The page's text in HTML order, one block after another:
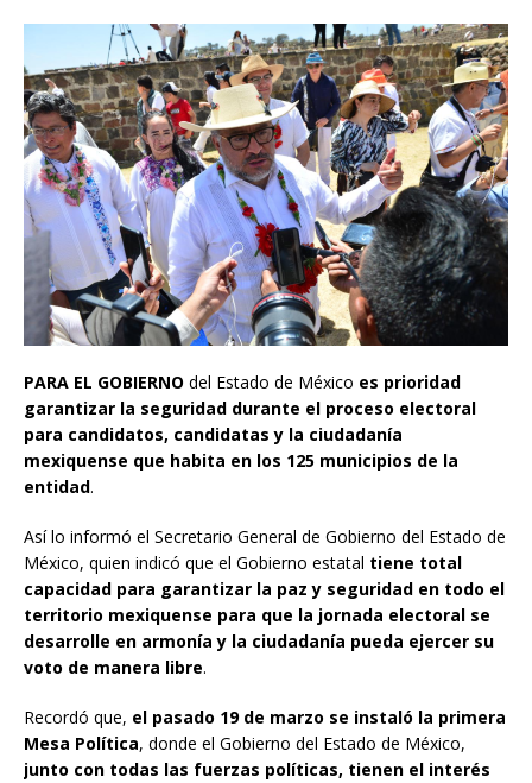
PARA EL GOBIERNO del Estado de México es prioridad
garantizar la seguridad durante el proceso electoral
para candidatos, candidatas y la ciudadanía
mexiquense que habita en los 125 municipios de la
entidad.
Así lo informó el Secretario General de Gobierno del Estado de
México, quien indicó que el Gobierno estatal tiene total
capacidad para garantizar la paz y seguridad en todo el
territorio mexiquense para que la jornada electoral se
desarrolle en armonía y la ciudadanía pueda ejercer su
voto de manera libre.
Recordó que, el pasado 19 de marzo se instaló la primera
Mesa Política, donde el Gobierno del Estado de México,
junto con todas las fuerzas políticas, tienen el interés